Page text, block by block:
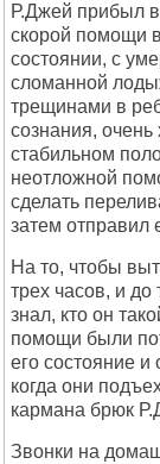
Р.Джей прибыл
скорой помощи
состоянии, с
сломанной
трещинами в
сознания,
стабильном
неотложной
сделать
затем отправил
На то, чтобы
трех часов, и до
знал, кто он
помощи были
его состояние и
когда они
кармана брюк
Звонки на